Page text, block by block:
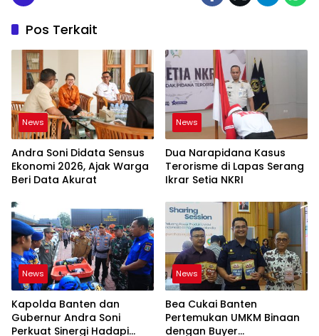
Pos Terkait
News
Andra Soni Didata Sensus
Ekonomi 2026, Ajak Warga
Beri Data Akurat
News
Dua Narapidana Kasus
Terorisme di Lapas Serang
Ikrar Setia NKRI
News
Kapolda Banten dan
Gubernur Andra Soni
Perkuat Sinergi Hadapi
News
Bea Cukai Banten
Pertemukan UMKM Binaan
dengan Buyer